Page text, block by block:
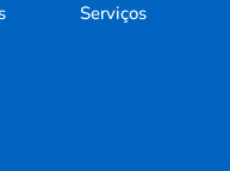
Serviços